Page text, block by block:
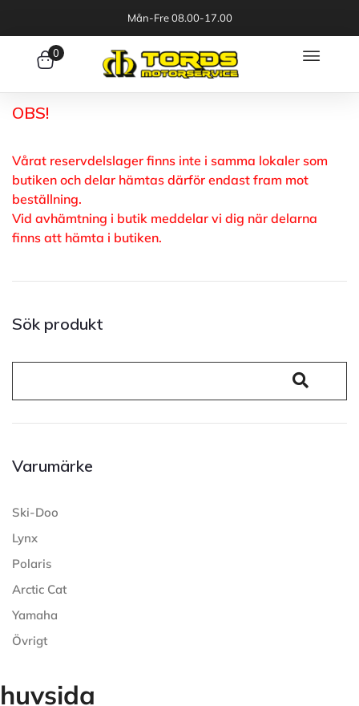
Mån-Fre 08.00-17.00
0
OBS!
Vårat reservdelslager finns inte i samma lokaler som
butiken och delar hämtas därför endast fram mot
beställning.
Vid avhämtning i butik meddelar vi dig när delarna
finns att hämta i butiken.
Sök produkt
Varumärke
Ski-Doo
Lynx
Polaris
Arctic Cat
Yamaha
Övrigt
huvsida